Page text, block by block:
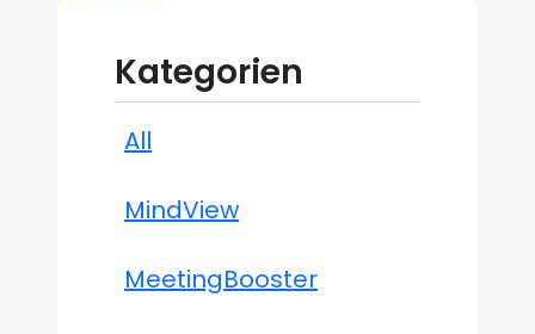
Kategorien
All
MindView
MeetingBooster